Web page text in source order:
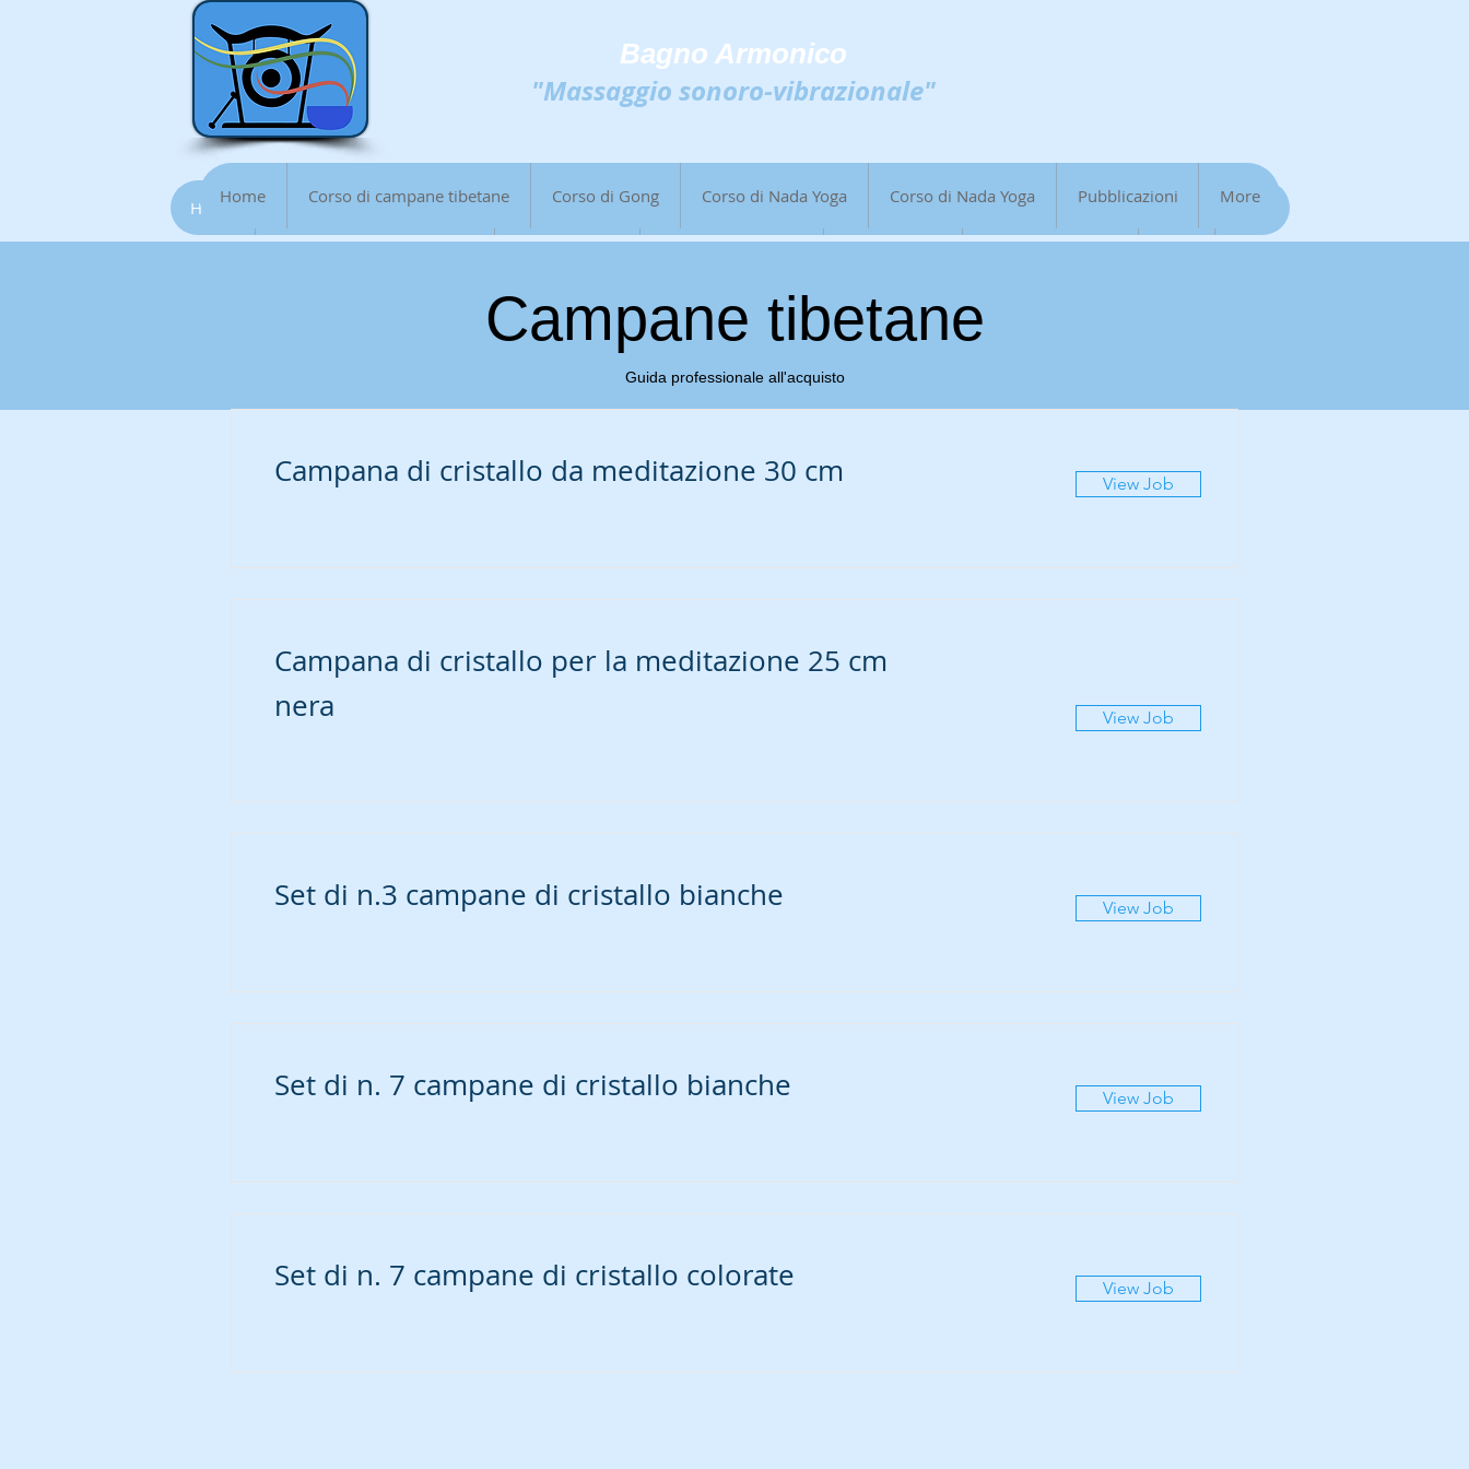
Bagno Armonico
"Massaggio sonoro-vibrazionale"
Home Corso di campane tibetane Corso di Gong Corso di Nada Yoga Pubblicazioni Massaggio sonoro Shop Altro
Home Corso di campane tibetane Corso di Gong Corso di Nada Yoga Corso di Nada Yoga Pubblicazioni More
Campane tibetane
Guida professionale all'acquisto
Campana di cristallo da meditazione 30 cm View Job
Campana di cristallo per la meditazione 25 cm
nera
View Job
Set di n.3 campane di cristallo bianche View Job
Set di n. 7 campane di cristallo bianche View Job
Set di n. 7 campane di cristallo colorate View Job